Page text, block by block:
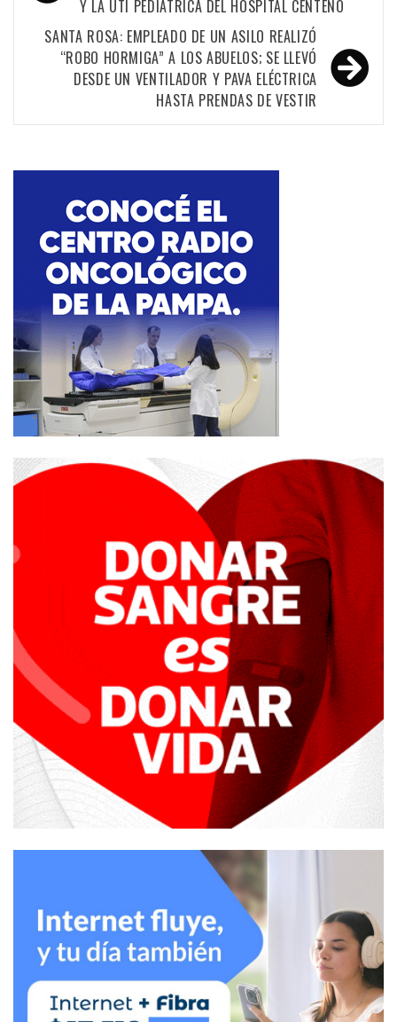
entradasY LA UTI PEDIÁTRICA DEL HOSPITAL CENTENO
SANTA ROSA: EMPLEADO DE UN ASILO REALIZÓ
“ROBO HORMIGA” A LOS ABUELOS; SE LLEVÓ
DESDE UN VENTILADOR Y PAVA ELÉCTRICA
HASTA PRENDAS DE VESTIR